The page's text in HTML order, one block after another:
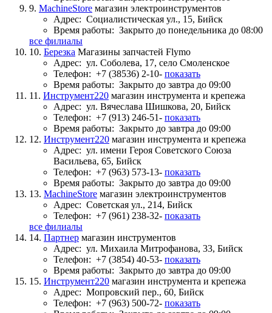
9. MachineStore магазин электроинструментов
Адрес: Социалистическая ул., 15, Бийск
Время работы: Закрыто до понедельника до 08:00
все филиалы
10. Березка Магазины запчастей Flymo
Адрес: ул. Соболева, 17, село Смоленское
Телефон: +7 (38536) 2-10- показать
Время работы: Закрыто до завтра до 09:00
11. Инструмент220 магазин инструмента и крепежа
Адрес: ул. Вячеслава Шишкова, 20, Бийск
Телефон: +7 (913) 246-51- показать
Время работы: Закрыто до завтра до 09:00
12. Инструмент220 магазин инструмента и крепежа
Адрес: ул. имени Героя Советского Союза
Васильева, 65, Бийск
Телефон: +7 (963) 573-13- показать
Время работы: Закрыто до завтра до 09:00
13. MachineStore магазин электроинструментов
Адрес: Советская ул., 214, Бийск
Телефон: +7 (961) 238-32- показать
все филиалы
14. Партнер магазин инструментов
Адрес: ул. Михаила Митрофанова, 33, Бийск
Телефон: +7 (3854) 40-53- показать
Время работы: Закрыто до завтра до 09:00
15. Инструмент220 магазин инструмента и крепежа
Адрес: Мопровский пер., 60, Бийск
Телефон: +7 (963) 500-72- показать